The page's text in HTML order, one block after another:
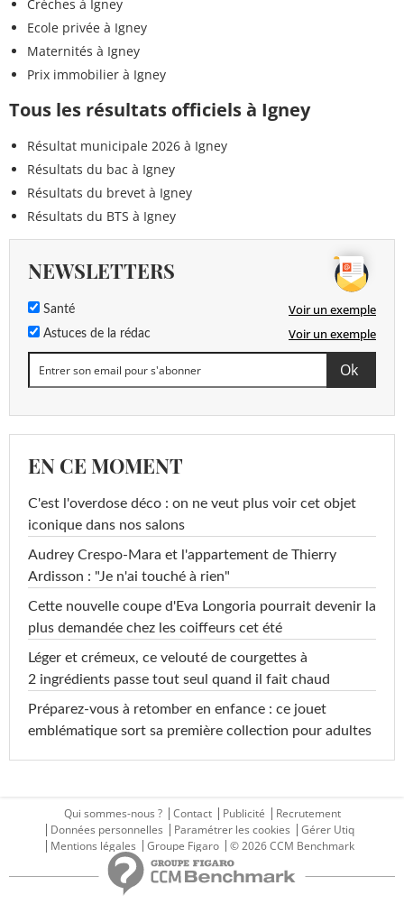
Crèches à Igney
Ecole privée à Igney
Maternités à Igney
Prix immobilier à Igney
Tous les résultats officiels à Igney
Résultat municipale 2026 à Igney
Résultats du bac à Igney
Résultats du brevet à Igney
Résultats du BTS à Igney
NEWSLETTERS
Santé Voir un exemple
Astuces de la rédac Voir un exemple
EN CE MOMENT
C'est l'overdose déco : on ne veut plus voir cet objet
iconique dans nos salons
Audrey Crespo-Mara et l'appartement de Thierry
Ardisson : "Je n'ai touché à rien"
Cette nouvelle coupe d'Eva Longoria pourrait devenir la
plus demandée chez les coiffeurs cet été
Léger et crémeux, ce velouté de courgettes à
2 ingrédients passe tout seul quand il fait chaud
Préparez-vous à retomber en enfance : ce jouet
emblématique sort sa première collection pour adultes
Qui sommes-nous ? Contact Publicité
Recrutement
Données personnelles
Paramétrer les cookies
Gérer Utiq
Mentions légales
Groupe Figaro © 2026 CCM Benchmark